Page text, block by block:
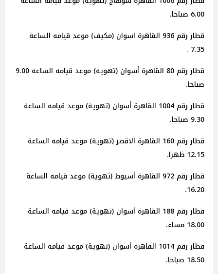
6.00 صباحا.
قطار رقم 936 القاهرة اسوان (مكيف) موعد قيامه الساعة
7.35 .
قطار رقم 80 القاهرة أسوان (تهوية) موعد قيامه الساعة 9.00
صباحا.
قطار رقم 1004 القاهرة أسوان (تهوية) موعد قيامه الساعة
9.30 صباحا.
قطار رقم 160 القاهرة الاقصر (تهوية) موعد قيامه الساعة
12.15 ظهرا.
قطار رقم 972 القاهرة أسيوط (تهوية) موعد قيامه الساعة
16.20.
قطار رقم 188 القاهرة أسوان (تهوية) موعد قيامه الساعة
18.00 مساء.
قطار رقم 1014 القاهرة أسوان (تهوية) موعد قيامه الساعة
18.50 صباحا.